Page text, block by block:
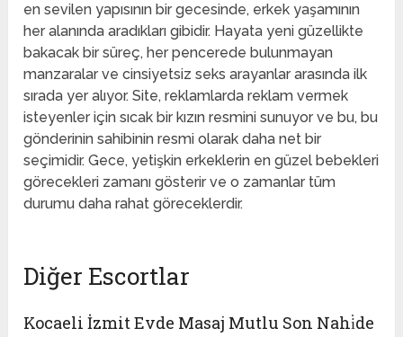
en sevilen yapısının bir gecesinde, erkek yaşamının
her alanında aradıkları gibidir. Hayata yeni güzellikte
bakacak bir süreç, her pencerede bulunmayan
manzaralar ve cinsiyetsiz seks arayanlar arasında ilk
sırada yer alıyor. Site, reklamlarda reklam vermek
isteyenler için sıcak bir kızın resmini sunuyor ve bu, bu
gönderinin sahibinin resmi olarak daha net bir
seçimidir. Gece, yetişkin erkeklerin en güzel bebekleri
görecekleri zamanı gösterir ve o zamanlar tüm
durumu daha rahat göreceklerdir.
Diğer Escortlar
Kocaeli İzmit Evde Masaj Mutlu Son Nahi̇de